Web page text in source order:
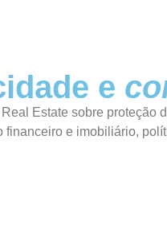
e
Estate sobre proteção
financeiro e imobiliário,